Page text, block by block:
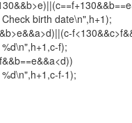
birth date\n",h+1);
f);
f-1);